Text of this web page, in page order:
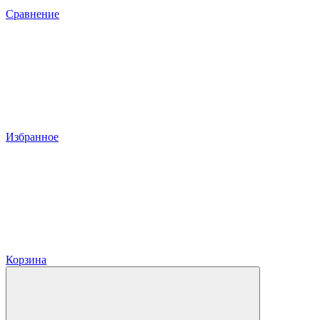
Сравнение
Избранное
Корзина